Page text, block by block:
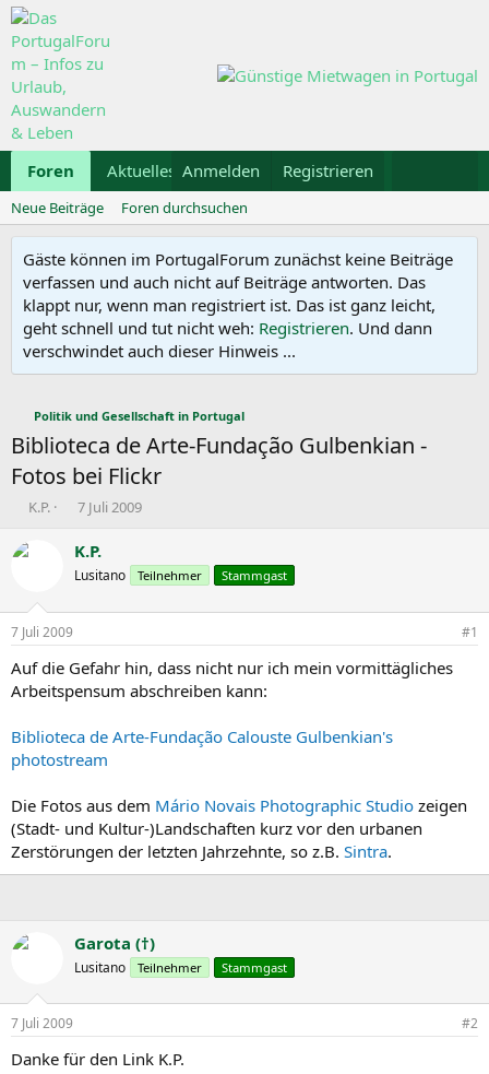
Foren Aktuelles Galerie Kalender
Anmelden Registrieren
Neue Beiträge Foren durchsuchen
Gäste können im PortugalForum zunächst keine Beiträge
verfassen und auch nicht auf Beiträge antworten. Das
klappt nur, wenn man registriert ist. Das ist ganz leicht,
geht schnell und tut nicht weh: Registrieren. Und dann
verschwindet auch dieser Hinweis ...
Politik und Gesellschaft in Portugal
Biblioteca de Arte-Fundação Gulbenkian -
Fotos bei Flickr
E
s
e
r
K.P.
E
s
e
t
a
7 Juli 2009
K.P.
Lusitano Teilnehmer Stammgast
7 Juli 2009 #1
Auf die Gefahr hin, dass nicht nur ich mein vormittägliches
Arbeitspensum abschreiben kann:
Biblioteca de Arte-Fundação Calouste Gulbenkian's
photostream
Die Fotos aus dem Mário Novais Photographic Studio zeigen
(Stadt- und Kultur-)Landschaften kurz vor den urbanen
Zerstörungen der letzten Jahrzehnte, so z.B. Sintra.
Garota (†)
Lusitano Teilnehmer Stammgast
7 Juli 2009 #2
Danke für den Link K.P.